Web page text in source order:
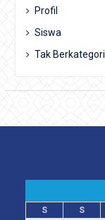
Profil
Siswa
Tak Berkategori
S S